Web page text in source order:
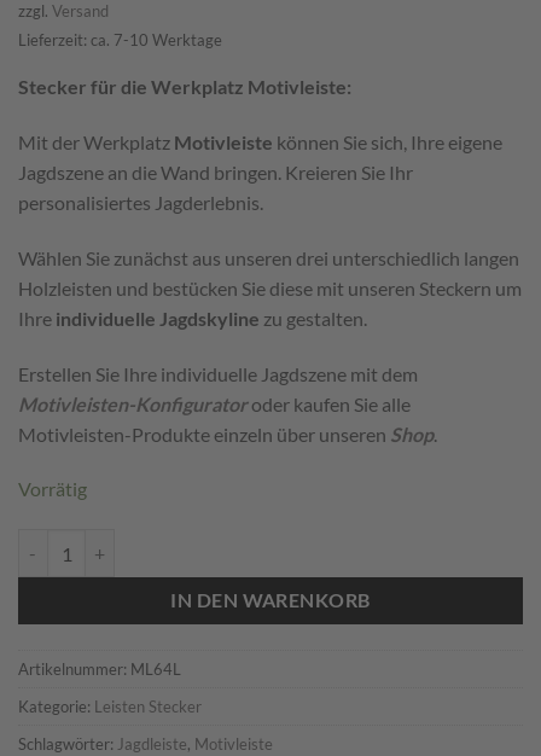
zzgl. Versand
Lieferzeit: ca. 7-10 Werktage
Stecker für die Werkplatz Motivleiste:
Mit der Werkplatz Motivleiste können Sie sich, Ihre eigene
Jagdszene an die Wand bringen. Kreieren Sie Ihr
personalisiertes Jagderlebnis.
Wählen Sie zunächst aus unseren drei unterschiedlich langen
Holzleisten und bestücken Sie diese mit unseren Steckern um
Ihre individuelle Jagdskyline zu gestalten.
Erstellen Sie Ihre individuelle Jagdszene mit dem
Motivleisten-Konfiguratoroder kaufen Sie alle
Motivleisten-Produkte einzeln über unseren Shop.
Vorrätig
IN DEN WARENKORB
Artikelnummer: ML64L
Kategorie: Leisten Stecker
Schlagwörter: Jagdleiste, Motivleiste